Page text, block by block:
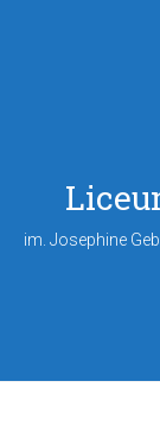
im. Josephine